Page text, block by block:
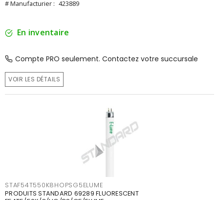
# Manufacturier : 423889
En inventaire
Compte PRO seulement. Contactez votre succursale
VOIR LES DÉTAILS
STAF54T550K8HOPSG5ELUME
PRODUITS STANDARD 69289 FLUORESCENT